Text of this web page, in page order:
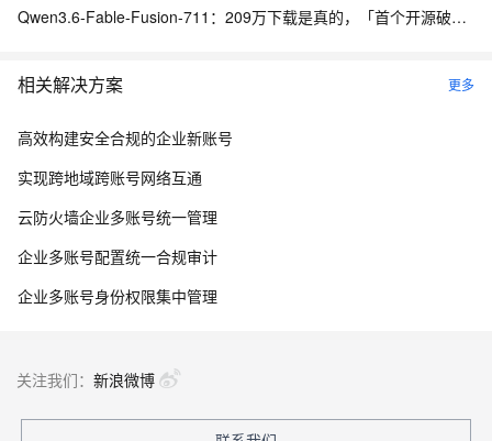
Qwen3.6-Fable-Fusion-711：209万下载是真的，「首个开源破700」得另说
相关解决方案 更多
高效构建安全合规的企业新账号
实现跨地域跨账号网络互通
云防火墙企业多账号统一管理
企业多账号配置统一合规审计
企业多账号身份权限集中管理
关注我们： 新浪微博